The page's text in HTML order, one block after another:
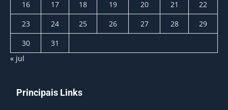
16
17 18 19 20 21
22
23
24 25 26 27 28
29
30
31
« jul
Principais Links